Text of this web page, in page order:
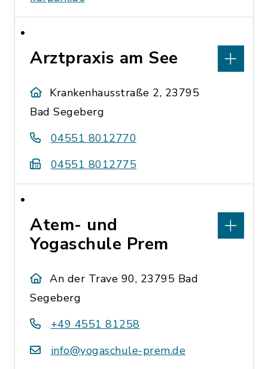
Arztpraxis am See
Krankenhausstraße 2, 23795
Bad Segeberg
04551 8012770
04551 8012775
Atem- und
Yogaschule Prem
An der Trave 90, 23795 Bad
Segeberg
+49 4551 81258
info@yogaschule-prem.de